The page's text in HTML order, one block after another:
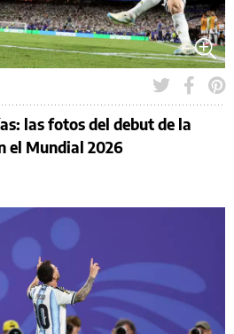
las fotos del debut de la
el Mundial 2026